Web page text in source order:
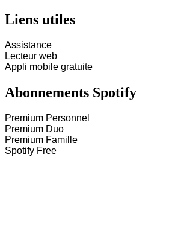
Liens utiles
Assistance
Lecteur web
Appli mobile gratuite
Abonnements Spotify
Premium Personnel
Premium Duo
Premium Famille
Spotify Free